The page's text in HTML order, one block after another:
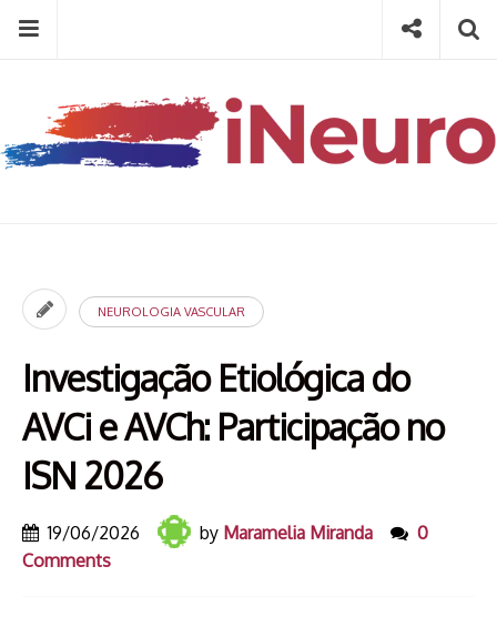
content
Menu
then
press
Type your search keyword, and press enter to search
Social
NEUROLOGIA VASCULAR
Investigação Etiológica do
AVCi e AVCh: Participação no
ISN 2026
19/06/2026 by Maramelia Miranda
0
Comments